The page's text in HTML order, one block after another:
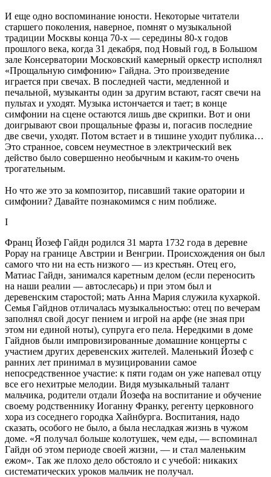
И еще одно воспоминание юности. Некоторые читатели
старшего поколения, наверное, помнят о музыкальной
традиции Москвы конца 70-х — середины 80-х годов
прошлого века, когда 31 декабря, под Новый год, в Большом
зале Консерватории Московский камерный оркестр исполнял
«Прощальную симфонию» Гайдна. Это произведение
играется при свечах. В последней части, медленной и
печальной, музыканты один за другим встают, гасят свечи на
пультах и уходят. Музыка истончается и тает; в конце
симфонии на сцене остаются лишь две скрипки. Вот и они
доигрывают свои прощальные фразы и, погасив последние
две свечи, уходят. Потом встает и в тишине уходит публика…
Это странное, совсем неуместное в электрический век
действо было совершенно необычным и каким-то очень
трогательным.
Но что же это за композитор, писавший такие оратории и
симфонии? Давайте познакомимся с ним поближе.
I
Франц Йозеф Гайдн родился 31 марта 1732 года в деревне
Рорау на границе Австрии и Венгрии. Происхождения он был
самого что ни на есть низкого — из крестьян. Отец его,
Матиас Гайдн, занимался каретным делом (если переносить
на наши реалии — автослесарь) и при этом был и
деревенским старостой; мать Анна Мария служила кухаркой.
Семья Гайднов отличалась музыкальностью: отец по вечерам
заполнял свой досуг пением и игрой на арфе (не зная при
этом ни единой ноты), супруга его пела. Нередкими в доме
Гайднов были импровизированные домашние концерты с
участием других деревенских жителей. Маленький Йозеф с
ранних лет принимал в музицировании самое
непосредственное участие: к пяти годам он уже напевал отцу
все его нехитрые мелодии. Видя музыкальный талант
мальчика, родители отдали Йозефа на воспитание и обучение
своему родственнику Иоганну Франку, регенту церковного
хора из соседнего городка Хайнбурга. Воспитания, надо
сказать, особого не было, а была несладкая жизнь в чужом
доме. «Я получал больше колотушек, чем еды, — вспоминал
Гайдн об этом периоде своей жизни, — и стал маленьким
ежом». Так же плохо дело обстояло и с учебой: никаких
систематических уроков мальчик не получал.